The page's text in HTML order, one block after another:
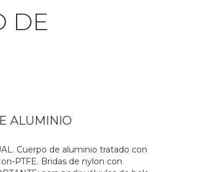
DE
ALUMINIO
Cuerpo de aluminio tratado con
PTFE. Bridas de nylon con